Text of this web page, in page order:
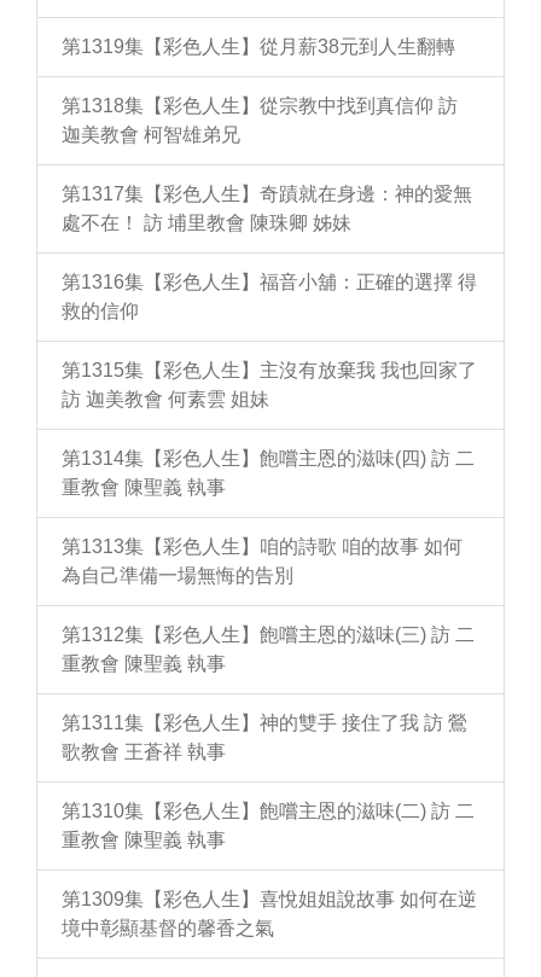
第1319集【彩色人生】從月薪38元到人生翻轉
第1318集【彩色人生】從宗教中找到真信仰 訪
迦美教會 柯智雄弟兄
第1317集【彩色人生】奇蹟就在身邊：神的愛無
處不在！ 訪 埔里教會 陳珠卿 姊妹
第1316集【彩色人生】福音小舖：正確的選擇 得
救的信仰
第1315集【彩色人生】主沒有放棄我 我也回家了
訪 迦美教會 何素雲 姐妹
第1314集【彩色人生】飽嚐主恩的滋味(四) 訪 二
重教會 陳聖義 執事
第1313集【彩色人生】咱的詩歌 咱的故事 如何
為自己準備一場無悔的告別
第1312集【彩色人生】飽嚐主恩的滋味(三) 訪 二
重教會 陳聖義 執事
第1311集【彩色人生】神的雙手 接住了我 訪 鶯
歌教會 王蒼祥 執事
第1310集【彩色人生】飽嚐主恩的滋味(二) 訪 二
重教會 陳聖義 執事
第1309集【彩色人生】喜悅姐姐說故事 如何在逆
境中彰顯基督的馨香之氣